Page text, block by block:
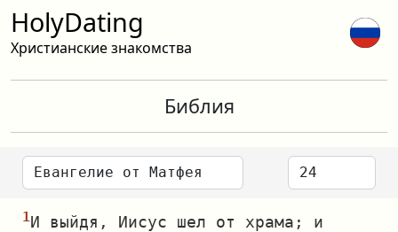
HolyDating
Христианские знакомства
Библия
И выйдя, Иисус шел от храма; и